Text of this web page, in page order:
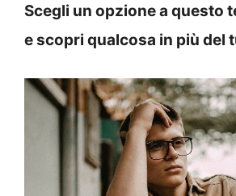
Scegli un opzione a questo
e scopri qualcosa in più del